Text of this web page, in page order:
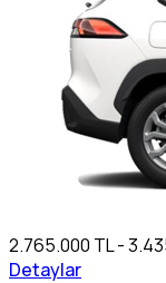
2.765.000 TL -
Detaylar